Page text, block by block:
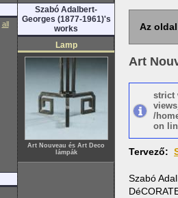
all
Szabó Adalbert-
Georges (1877-1961)'s
works
Lamp
Art Nouveau és Art Deco
lámpák
Az
Art
strict
/
on
Tervező:
Szabó